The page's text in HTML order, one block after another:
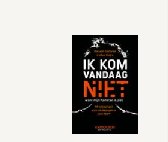
van een projectplan